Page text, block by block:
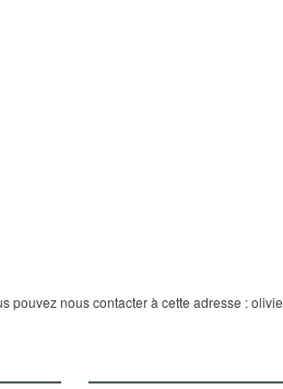
pouvez nous contacter à cette adresse :